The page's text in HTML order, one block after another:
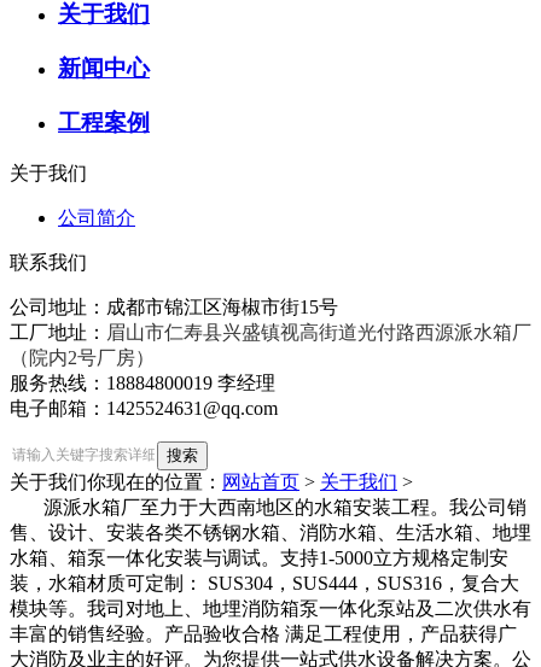
关于我们
新闻中心
工程案例
关于我们
公司简介
联系我们
公司地址：成都市锦江区海椒市街15号
工厂地址： 眉山市仁寿县兴盛镇视高街道光付路西源派水箱厂
（院内2号厂房）
服务热线：18884800019 李经理
电子邮箱：1425524631@qq.com
关于我们你现在的位置： 网站首页 > 关于我们 >
源派水箱厂至力于大西南地区的水箱安装工程。我公司销
售、设计、安装各类不锈钢水箱、消防水箱、生活水箱、地埋
水箱、箱泵一体化安装与调试。支持1-5000立方规格定制安
装，水箱材质可定制： SUS304，SUS444，SUS316，复合大
模块等。我司对地上、地埋消防箱泵一体化泵站及二次供水有
丰富的销售经验。产品验收合格 满足工程使用，产品获得广
大消防及业主的好评。为您提供一站式供水设备解决方案。公